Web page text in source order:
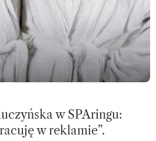
w SPAringu:
w reklamie”.